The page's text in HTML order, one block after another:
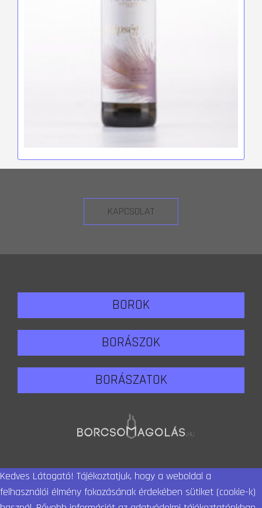
KAPCSOLAT
BOROK
BORÁSZOK
BORÁSZATOK
Kedves Látogató! Tájékoztatjuk, hogy a weboldal a
felhasználói élmény fokozásának érdekében sütiket (cookie-k)